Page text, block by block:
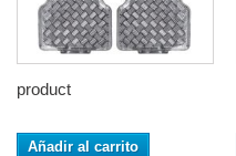
product
Añadir al carrito